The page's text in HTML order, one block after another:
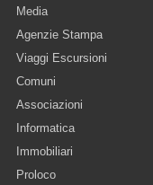
Media
Agenzie Stampa
Viaggi Escursioni
Comuni
Associazioni
Informatica
Immobiliari
Proloco